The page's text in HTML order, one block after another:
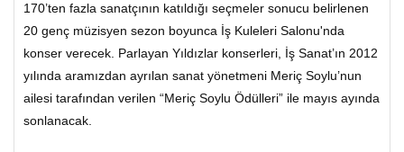
170’ten fazla sanatçının katıldığı seçmeler sonucu belirlenen
20 genç müzisyen sezon boyunca İş Kuleleri Salonu'nda
konser verecek. Parlayan Yıldızlar konserleri, İş Sanat’ın 2012
yılında aramızdan ayrılan sanat yönetmeni Meriç Soylu’nun
ailesi tarafından verilen “Meriç Soylu Ödülleri” ile mayıs ayında
sonlanacak.